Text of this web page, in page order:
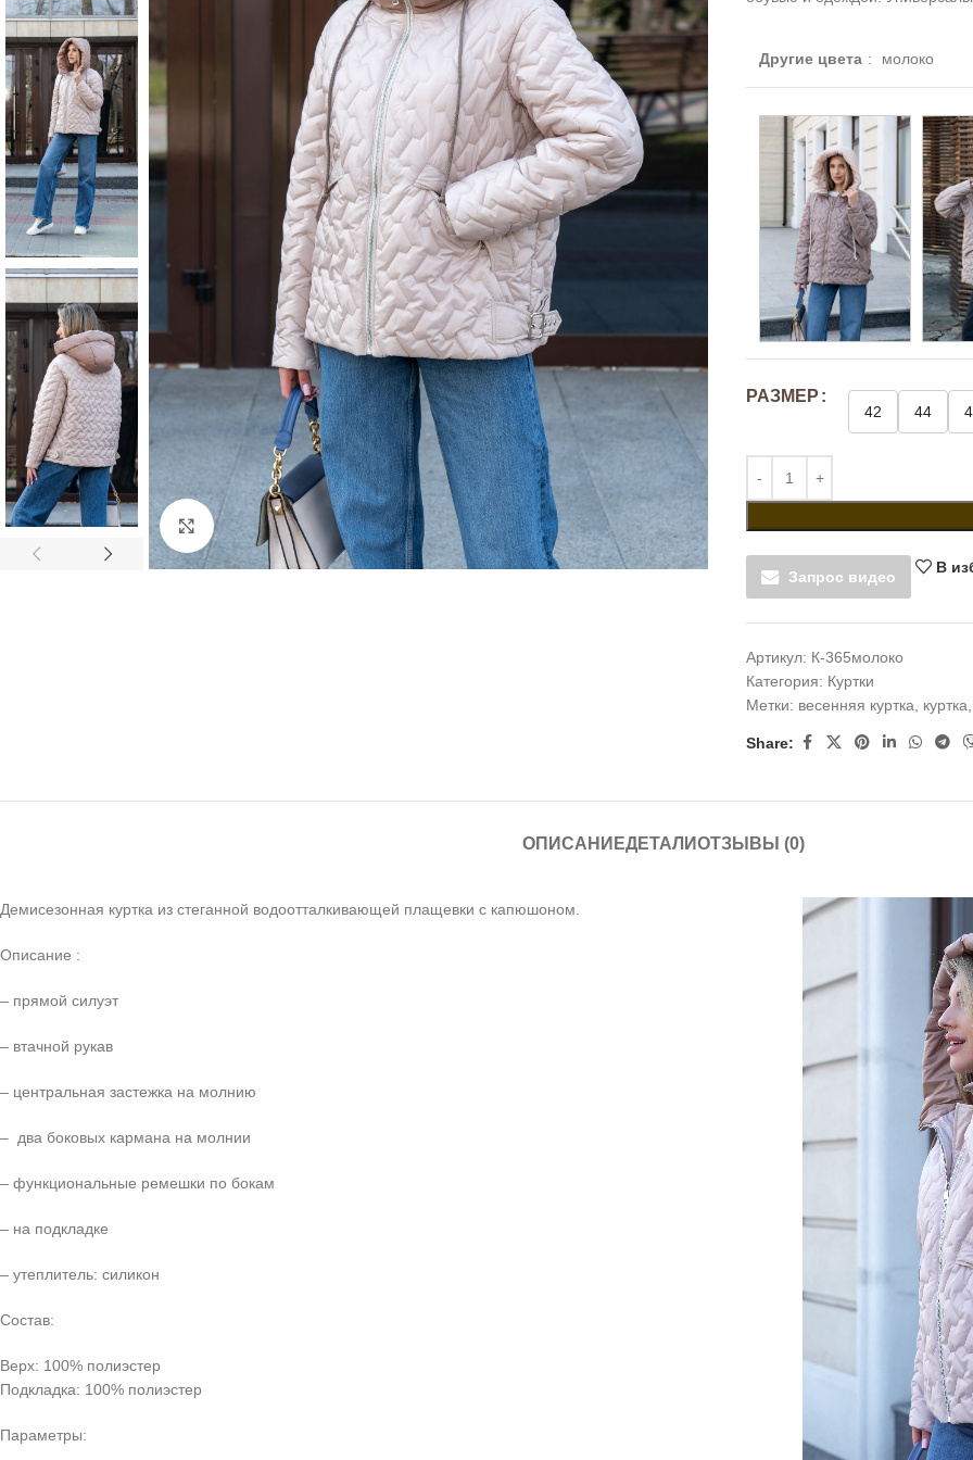
Click to enlarge
Другие цвета : молоко
РАЗМЕР
42 44
Запрос видео
В
Артикул: К-365молоко
Категория: Куртки
Метки: весенняя куртка куртка
Share:
ОПИСАНИЕДЕТАЛИОТЗЫВЫ (0)
Демисезонная куртка из стеганной водоотталкивающей плащевки с капюшоном
Описание :
– прямой силуэт
– втачной рукав
– центральная застежка на молнию
– два боковых кармана на молнии
– функциональные ремешки по бокам
– на подкладке
– утеплитель: силикон
Состав:
Верх: 100% полиэстер
Подкладка: 100% полиэстер
Параметры: